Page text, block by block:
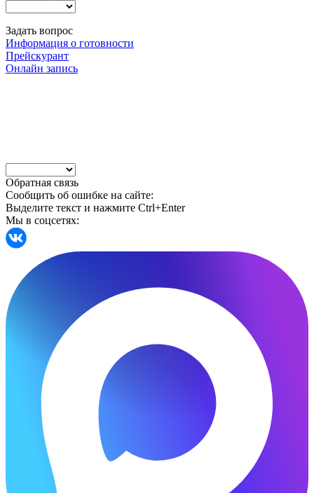
Задать вопрос
Информация о готовности
Прейскурант
Онлайн запись
Обратная связь
Сообщить об ошибке на сайте:
Выделите текст и нажмите Ctrl+Enter
Мы в соцсетях: